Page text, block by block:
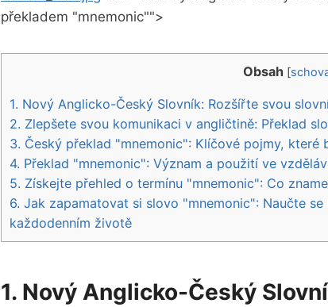
překladem "mnemonic"">
Obsah [
1. Nový Anglicko-Český Slovník: Rozšířte svou
2. Zlepšete svou komunikaci v angličtině: Překlad
3. Český překlad "mnemonic": Klíčové pojmy, které
4. Překlad "mnemonic": Význam a použití ve
5. Získejte přehled o termínu "mnemonic": Co
6. Jak zapamatovat si slovo "mnemonic": Naučte
každodenním životě
1. Nový Anglicko-Český